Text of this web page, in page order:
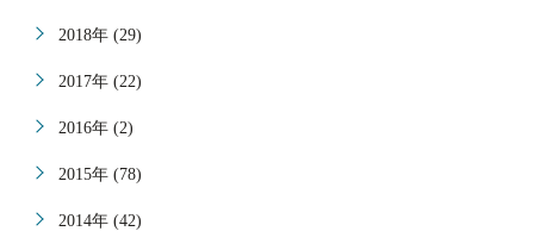
2018年 (29)
2017年 (22)
2016年 (2)
2015年 (78)
2014年 (42)